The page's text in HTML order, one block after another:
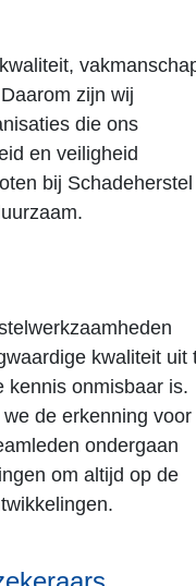
kunnen wij u altijd
mee te
u een voertuig
garanderen wij
Met
en goed
dat uw voertuig
de specificaties en
wij 4 jaar
pijler voor de